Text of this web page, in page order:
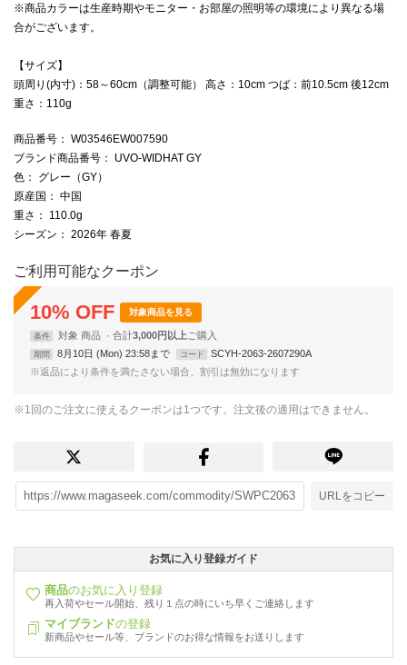
※商品カラーは生産時期やモニター・お部屋の照明等の環境により異なる場
合がございます。
【サイズ】
頭周り(内寸)：58～60cm（調整可能） 高さ：10cm つば：前10.5cm 後12cm
重さ：110g
商品番号 ： W03546EW007590
ブランド商品番号 ： UVO-WIDHAT GY
色 ： グレー（GY）
原産国 ： 中国
重さ ： 110.0g
シーズン ： 2026年 春夏
ご利用可能なクーポン
10% OFF 対象商品を見る
条件 対象 商品 合計3,000円以上
期間 8月10日 (Mon) 23:58まで コード
SCYH-2063-2607290A
※返品により条件を満たさない場合、割引は無効になります
※1回のご注文に使えるクーポンは1つです。注文後の適用はできません。
URLをコピー
お気に入り登録ガイド
商品のお気に入り登録
再入荷やセール開始、残り１点の時にいち早くご連絡します
マイブランドの登録
新商品やセール等、ブランドのお得な情報をお送りします